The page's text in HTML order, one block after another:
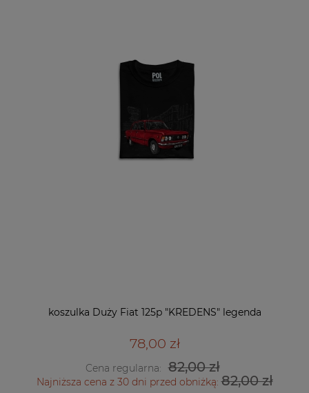
koszulka Duży Fiat 125p "KREDENS" legenda
78,00 zł
Cena regularna: 82,00 zł
Najniższa cena z 30 dni przed obniżką:82,00 zł